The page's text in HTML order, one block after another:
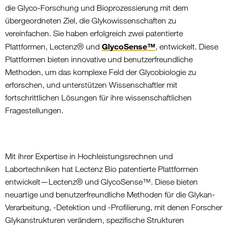
die Glyco-Forschung und Bioprozessierung mit dem
übergeordneten Ziel, die Glykowissenschaften zu
vereinfachen. Sie haben erfolgreich zwei patentierte
Plattformen, Lectenz® und GlycoSense™, entwickelt. Diese
Plattformen bieten innovative und benutzerfreundliche
Methoden, um das komplexe Feld der Glycobiologie zu
erforschen, und unterstützen Wissenschaftler mit
fortschrittlichen Lösungen für ihre wissenschaftlichen
Fragestellungen.
Mit ihrer Expertise in Hochleistungsrechnen und
Labortechniken hat Lectenz Bio patentierte Plattformen
entwickelt—Lectenz® und GlycoSense™. Diese bieten
neuartige und benutzerfreundliche Methoden für die Glykan-
Verarbeitung, -Detektion und -Profilierung, mit denen Forscher
Glykanstrukturen verändern, spezifische Strukturen